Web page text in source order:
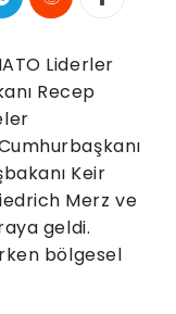
Liderler
Recep
Keir
Merz ve
geldi.
bölgesel